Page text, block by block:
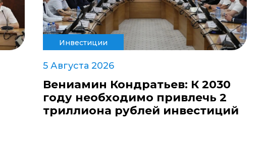
Инвестиции
5 Августа 2026
Вениамин Кондратьев: К 2030
году необходимо привлечь 2
триллиона рублей инвестиций